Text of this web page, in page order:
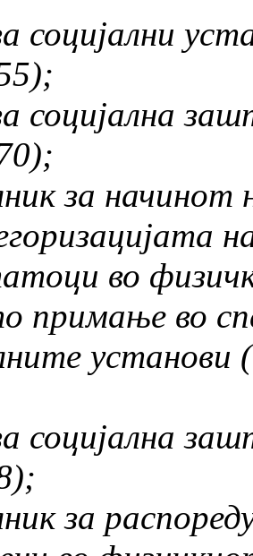
социјални
социјална
за начинот
во
примање во
установи
социјална
за